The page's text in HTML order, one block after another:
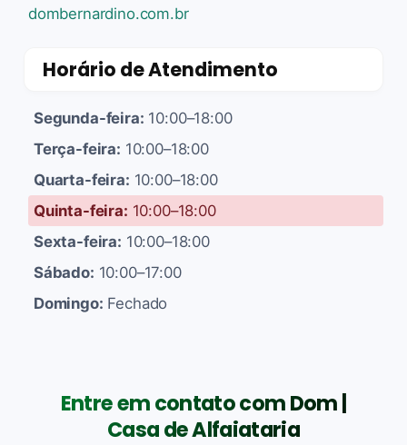
dombernardino.com.br
Horário de Atendimento
Segunda-feira: 10:00–18:00
Terça-feira: 10:00–18:00
Quarta-feira: 10:00–18:00
Quinta-feira: 10:00–18:00
Sexta-feira: 10:00–18:00
Sábado: 10:00–17:00
Domingo: Fechado
Entre em contato com Dom |
Casa de Alfaiataria